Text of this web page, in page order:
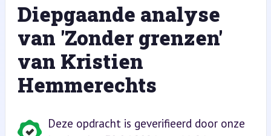
Diepgaande analyse
van 'Zonder grenzen'
van Kristien
Hemmerechts
Deze opdracht is geverifieerd door onze